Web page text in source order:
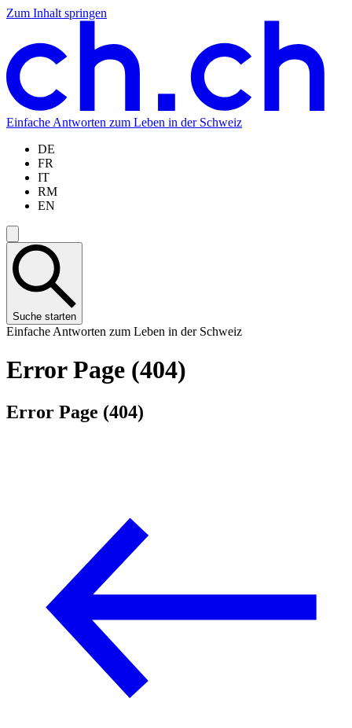
Zum Inhalt springen
Zum
springen
Zur
springen
Zur
springen
Zur
springen
Einfache Antworten zum Leben in der Schweiz
DE
FR
IT
RM
EN
Suche starten
Einfache Antworten zum Leben in der Schweiz
Error Page (404)
Error Page (404)